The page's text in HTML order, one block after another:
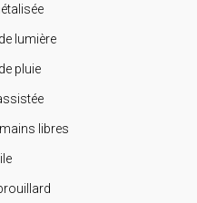
lumière
pluie
libres